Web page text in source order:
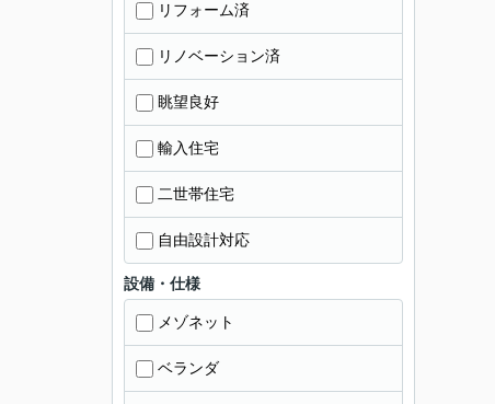
リフォーム済
リノベーション済
眺望良好
輸入住宅
二世帯住宅
自由設計対応
設備・仕様
メゾネット
ベランダ